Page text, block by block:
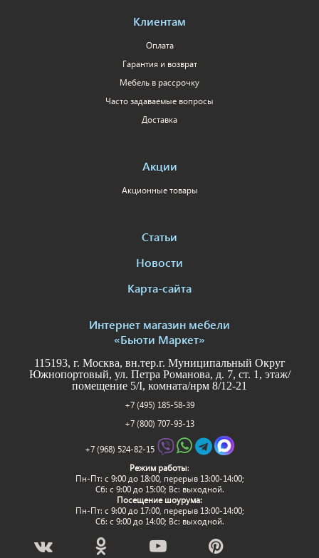
Клиентам
Оплата
Гарантия и возврат
Мебель в рассрочку
Часто задаваемые вопросы
Доставка
Акции
Акционные товары
Статьи
Новости
Карта-сайта
Интернет магазин мебели
«Бьюти Маркет»
115193, г. Москва, вн.тер.г. Муниципальный Округ
Южнопортовый, ул. Петра Романова, д. 7, ст. 1, этаж/
помещение 5/I, комната/нрм 8/12-21
+7 (495) 185-58-39
+7 (800) 707-93-13
+7 (968) 524-82-15
Режим работы:
Пн-Пт: c 9:00 до 18:00, перерыв 13:00-14:00;
Сб: с 9:00 до 15:00; Вс: выходной.
Посещение шоурума:
Пн-Пт: c 9:00 до 17:00, перерыв 13:00-14:00;
Сб: с 9:00 до 14:00; Вс: выходной.